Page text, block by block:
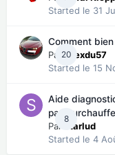
Started le 31
20
Comment
ParAlexdu57
Started le 15
8
Aide
pas/surchauffe
Par
starlud
Started le 4